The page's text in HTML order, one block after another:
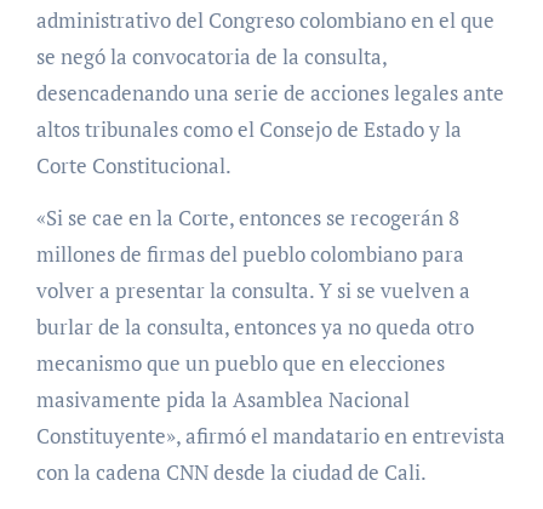
administrativo del Congreso colombiano en el que
se negó la convocatoria de la consulta,
desencadenando una serie de acciones legales ante
altos tribunales como el Consejo de Estado y la
Corte Constitucional.
«Si se cae en la Corte, entonces se recogerán 8
millones de firmas del pueblo colombiano para
volver a presentar la consulta. Y si se vuelven a
burlar de la consulta, entonces ya no queda otro
mecanismo que un pueblo que en elecciones
masivamente pida la Asamblea Nacional
Constituyente», afirmó el mandatario en entrevista
con la cadena CNN desde la ciudad de Cali.